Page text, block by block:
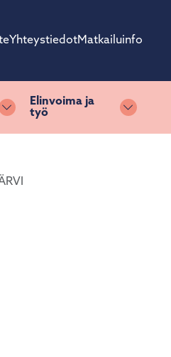
YhteystiedotMatkailuinfo
Vaihda alasvetovalikkoa
Elinvoima ja
työ
Vaihda